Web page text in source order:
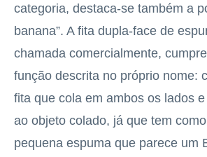
categoria, destaca-se também a
banana”. A fita dupla-face de
chamada comercialmente,
função descrita no próprio nome:
fita que cola em ambos os lados
ao objeto colado, já que tem
pequena espuma que parece um